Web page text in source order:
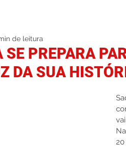
SE PREPARA
DA SUA
de leitura